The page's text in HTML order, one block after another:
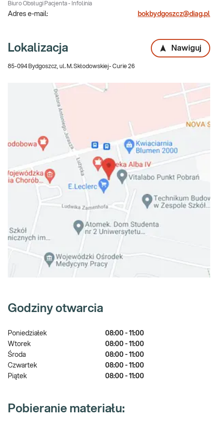
Biuro Obsługi Pacjenta - Infolinia
Adres e-mail: bokbydgoszcz@diag.pl
Lokalizacja Nawiguj
85-094 Bydgoszcz, ul. M. Skłodowskiej- Curie 26
Godziny otwarcia
Poniedziałek
08:00 - 11:00
Wtorek
08:00 - 11:00
Środa
08:00 - 11:00
Czwartek
08:00 - 11:00
Piątek
08:00 - 11:00
Pobieranie materiału: